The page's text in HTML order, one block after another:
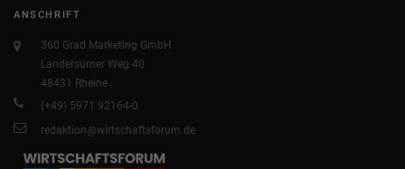
ANSCHRIFT
360 Grad Marketing GmbH
Landersumer Weg 40
48431 Rheine
(+49) 5971 92164-0
redaktion@wirtschaftsforum.de